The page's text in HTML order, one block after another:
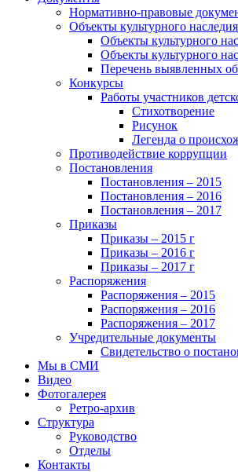
Нормативно-правовые
Объекты культурного наследия
Объекты культурного
Объекты культурного
Перечень выявленных
Конкурсы
Работы участников
Стихотворение
Рисунок
Легенда о
Противодействие коррупции
Постановления
Постановления – 2015
Постановления – 2016
Постановления – 2017
Приказы
Приказы – 2015 г
Приказы – 2016 г
Приказы – 2017 г
Распоряжения
Распоряжения – 2015
Распоряжения – 2016
Распоряжения – 2017
Учредительные документы
Свидетельство о
Мы в СМИ
Видео
Фотогалерея
Ретро-архив
Структура
Руководство
Отделы
Контакты